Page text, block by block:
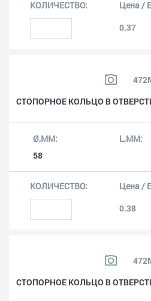
0.37
СТОПОРНОЕ КОЛЬЦО В
58
0.38
СТОПОРНОЕ КОЛЬЦО В